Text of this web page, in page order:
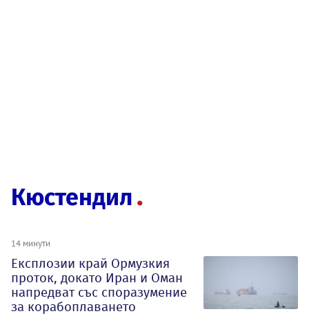
Кюстендил
14 минути
Експлозии край Ормузкия
проток, докато Иран и Оман
напредват със споразумение
за корабоплаването